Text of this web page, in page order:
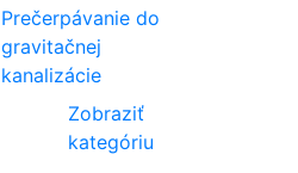
Prečerpávanie do
gravitačnej
kanalizácie
Zobraziť
kategóriu